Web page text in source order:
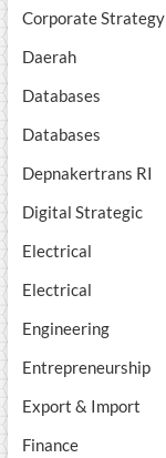
Corporate Strategy
Daerah
Databases
Databases
Depnakertrans RI
Digital Strategic
Electrical
Electrical
Engineering
Entrepreneurship
Export & Import
Finance